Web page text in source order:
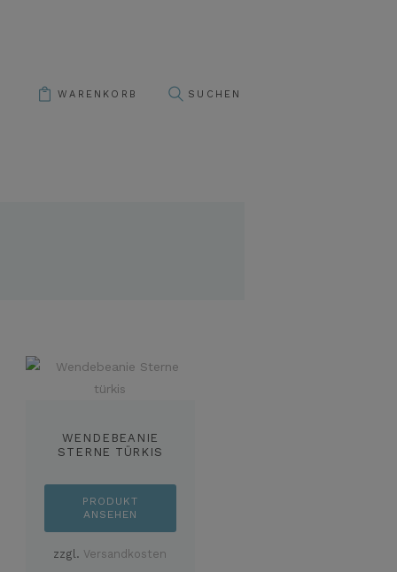
WARENKORB
WENDEBEANIE
STERNE TÜRKIS
PRODUKT
ANSEHEN
zzgl. Versandkosten